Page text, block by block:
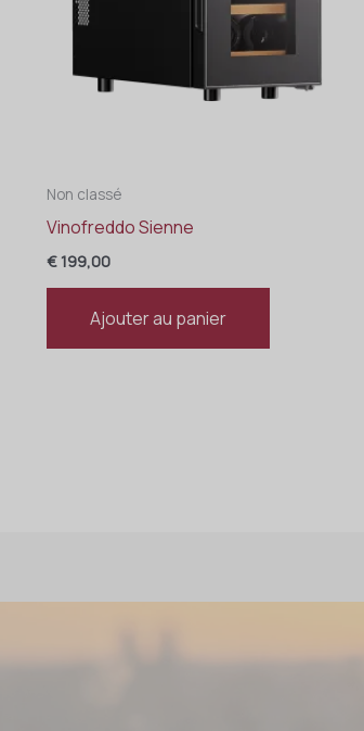
Non classé
Vinofreddo Sienne
€199,00
Ajouter au panier